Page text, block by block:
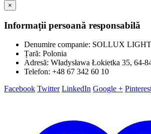
×
Informații persoană responsabilă
Denumire companie: SOLLUX
Țară: Polonia
Adresă: Władysława Łokietka 35, 64-
Telefon: +48 67 342 60 10
Facebook Twitter LinkedIn Google +